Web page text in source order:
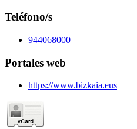
Teléfono/s
944068000
Portales web
https://www.bizkaia.eus